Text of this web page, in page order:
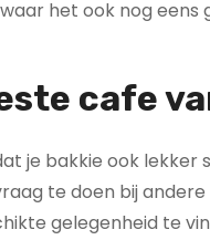
het ook nog eens
cafe
je bakkie ook lekker
te doen bij
gelegenheid te